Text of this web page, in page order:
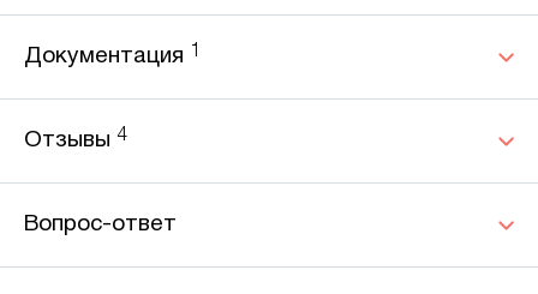
Документация
Отзывы 4
Вопрос-ответ